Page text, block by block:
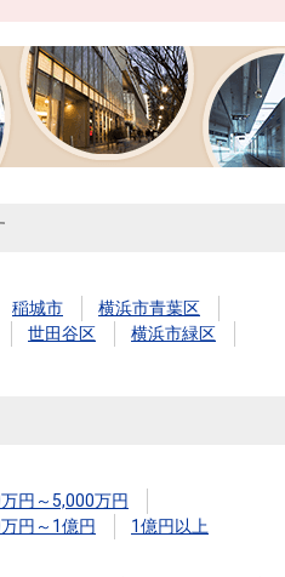
稲城市
横浜市青葉区
世田谷区
横浜市緑区
円～5,000万円
円～1億円
1億円以上